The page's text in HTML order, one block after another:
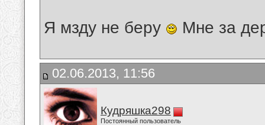
Я мзду не беру Мне за
02.06.2013, 11:56
Кудряшка298
Постоянный пользователь